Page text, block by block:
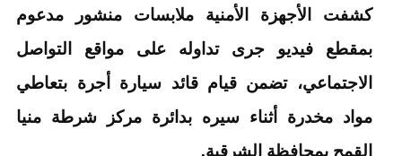
كشفت الأجهزة الأمنية ملابسات منشور مدعوم
بمقطع فيديو جرى تداوله على مواقع التواصل
الاجتماعي، تضمن قيام قائد سيارة أجرة بتعاطي
مواد مخدرة أثناء سيره بدائرة مركز شرطة منيا
القمح بمحافظة الشرقية.